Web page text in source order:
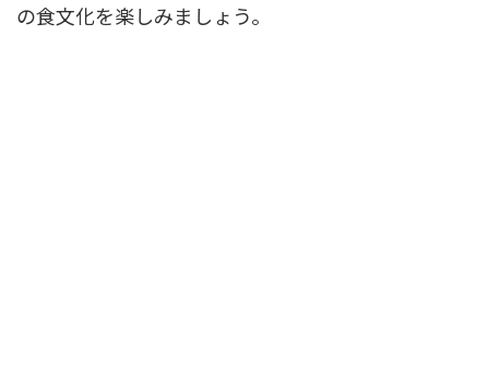
の食文化を楽しみましょう。